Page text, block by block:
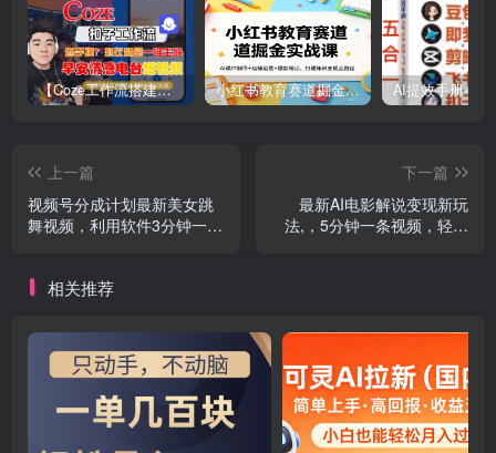
【Coze工作流搭建实操教程】【coze】早安情感电台日签视频还在手动做？用扣子工作流自动生成，省时90% 小红书教育赛道掘金实战课：AI课件制作+店铺运营+爆款笔记，打通知识变现全路径
上一篇
视频号分成计划最新美女跳
舞视频，利用软件3分钟一个
下一篇
最新AI电影解说变现新玩
法,，5分钟一条视频，轻松
相关推荐